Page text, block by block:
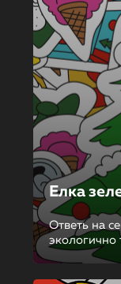
Елка
Ответь на
экологично